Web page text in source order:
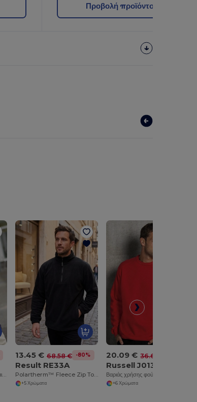
Προβολή προϊόντος
13.45 € 68.58 € -80%
Result RE33A
Polartherm™ Fleece Zip Top με Adjustable Hem
+5 Χρώματα
20.09 € 36.67 €
Russell J013M
+6 Χρώματα